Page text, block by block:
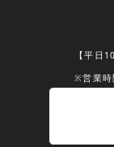
【平日
※営業時